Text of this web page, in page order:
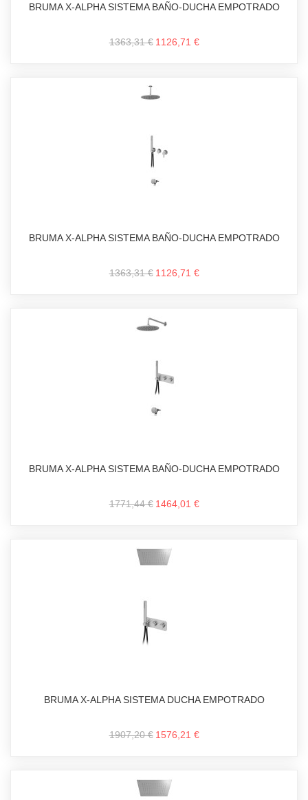
BRUMA X-ALPHA SISTEMA BAÑO-DUCHA EMPOTRADO
1363,31 € 1126,71 €
BRUMA X-ALPHA SISTEMA BAÑO-DUCHA EMPOTRADO
1363,31 € 1126,71 €
BRUMA X-ALPHA SISTEMA BAÑO-DUCHA EMPOTRADO
1771,44 € 1464,01 €
BRUMA X-ALPHA SISTEMA DUCHA EMPOTRADO
1907,20 € 1576,21 €